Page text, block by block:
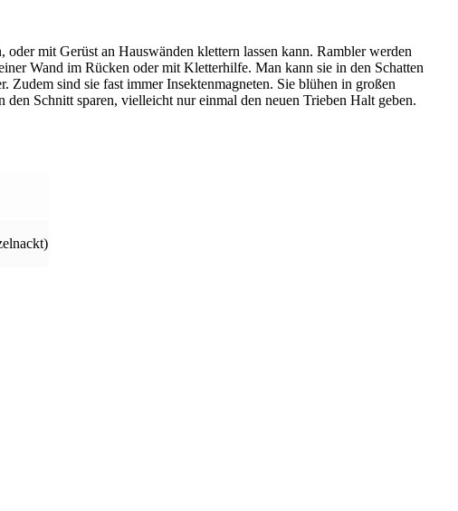
mit Gerüst an Hauswänden klettern lassen kann. Rambler werden
Wand im Rücken oder mit Kletterhilfe. Man kann sie in den Schatten
sind sie fast immer Insektenmagneten. Sie blühen in großen
Schnitt sparen, vielleicht nur einmal den neuen Trieben Halt geben.